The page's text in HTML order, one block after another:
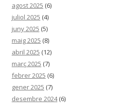
agost 2025 (6)
juliol 2025 (4)
juny 2025 (5)
maig 2025 (8)
abril 2025 (12)
març 2025 (7)
febrer 2025 (6)
gener 2025 (7)
desembre 2024(6)